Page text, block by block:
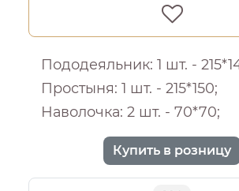
Пододеяльник: 1 шт. -
Простыня: 1 шт. - 215*150;
Наволочка: 2 шт. - 70*70;
Купить в розницу